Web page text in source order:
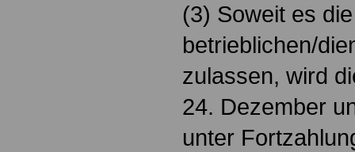
(3) Soweit es die
betrieblichen/
zulassen, wird
24. Dezember
unter